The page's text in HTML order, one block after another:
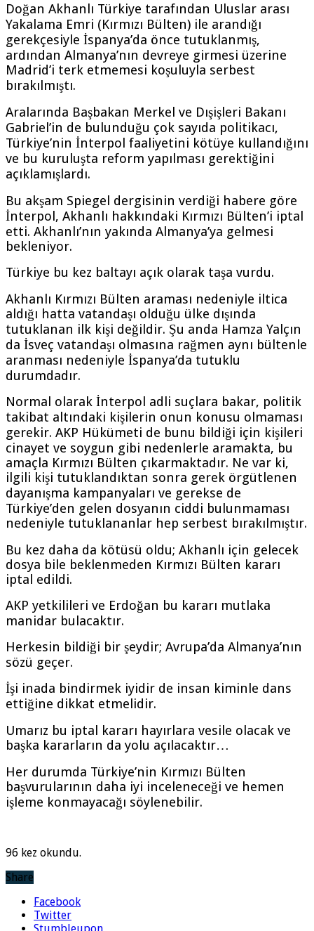
Doğan Akhanlı Türkiye tarafından Uluslar arası
Yakalama Emri (Kırmızı Bülten) ile arandığı
gerekçesiyle İspanya’da önce tutuklanmış,
ardından Almanya’nın devreye girmesi üzerine
Madrid’i terk etmemesi koşuluyla serbest
bırakılmıştı.
Aralarında Başbakan Merkel ve Dışişleri Bakanı
Gabriel’in de bulunduğu çok sayıda politikacı,
Türkiye’nin İnterpol faaliyetini kötüye kullandığını
ve bu kuruluşta reform yapılması gerektiğini
açıklamışlardı.
Bu akşam Spiegel dergisinin verdiği habere göre
İnterpol, Akhanlı hakkındaki Kırmızı Bülten’i iptal
etti. Akhanlı’nın yakında Almanya’ya gelmesi
bekleniyor.
Türkiye bu kez baltayı açık olarak taşa vurdu.
Akhanlı Kırmızı Bülten araması nedeniyle iltica
aldığı hatta vatandaşı olduğu ülke dışında
tutuklanan ilk kişi değildir. Şu anda Hamza Yalçın
da İsveç vatandaşı olmasına rağmen aynı bültenle
aranması nedeniyle İspanya’da tutuklu
durumdadır.
Normal olarak İnterpol adli suçlara bakar, politik
takibat altındaki kişilerin onun konusu olmaması
gerekir. AKP Hükümeti de bunu bildiği için kişileri
cinayet ve soygun gibi nedenlerle aramakta, bu
amaçla Kırmızı Bülten çıkarmaktadır. Ne var ki,
ilgili kişi tutuklandıktan sonra gerek örgütlenen
dayanışma kampanyaları ve gerekse de
Türkiye’den gelen dosyanın ciddi bulunmaması
nedeniyle tutuklananlar hep serbest bırakılmıştır.
Bu kez daha da kötüsü oldu; Akhanlı için gelecek
dosya bile beklenmeden Kırmızı Bülten kararı
iptal edildi.
AKP yetkilileri ve Erdoğan bu kararı mutlaka
manidar bulacaktır.
Herkesin bildiği bir şeydir; Avrupa’da Almanya’nın
sözü geçer.
İşi inada bindirmek iyidir de insan kiminle dans
ettiğine dikkat etmelidir.
Umarız bu iptal kararı hayırlara vesile olacak ve
başka kararların da yolu açılacaktır…
Her durumda Türkiye’nin Kırmızı Bülten
başvurularının daha iyi inceleneceği ve hemen
işleme konmayacağı söylenebilir.
96 kez okundu.
Share
Facebook
Twitter
Stumbleupon